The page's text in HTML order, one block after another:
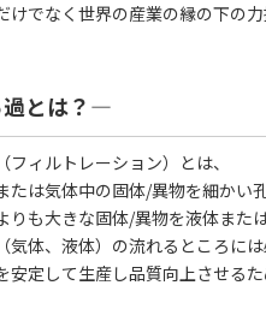
けでなく世界の産業の縁の下の
とは？―
フィルトレーション）とは、
たは気体中の固体/異物を細かい
りも大きな固体/異物を液体また
気体、液体）の流れるところに
安定して生産し品質向上させる